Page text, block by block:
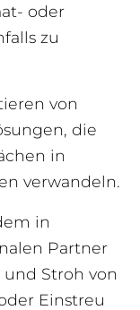
oder
zu
von
die
in
verwandeln.
in
Partner
Stroh von
Einstreu